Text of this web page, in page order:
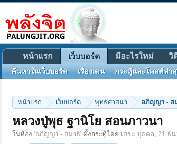
หน้าแรก เว็บบอร์ด พุทธศาสนา อภิญญา - ส
หลวงปู่พุธ ฐานิโย สอนภาวนา
ในห้อง 'อภิญญา - สมาธิ' ตั้งกระทู้โดย เสขะ บุคคล, 21 ธัน
หน้าแรก เว็บบอร์ด
ค้นหาในเว็บบอร์ด เรื่องเด่น กระทู้และโพสต์ล่า
มีอะไรใหม่ วิ